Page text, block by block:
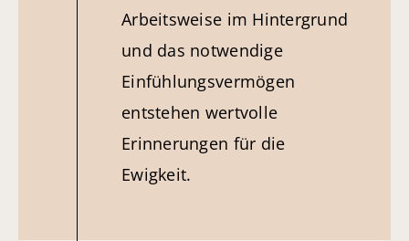
Arbeitsweise im Hintergrund
und das notwendige
Einfühlungsvermögen
entstehen wertvolle
Erinnerungen für die
Ewigkeit.